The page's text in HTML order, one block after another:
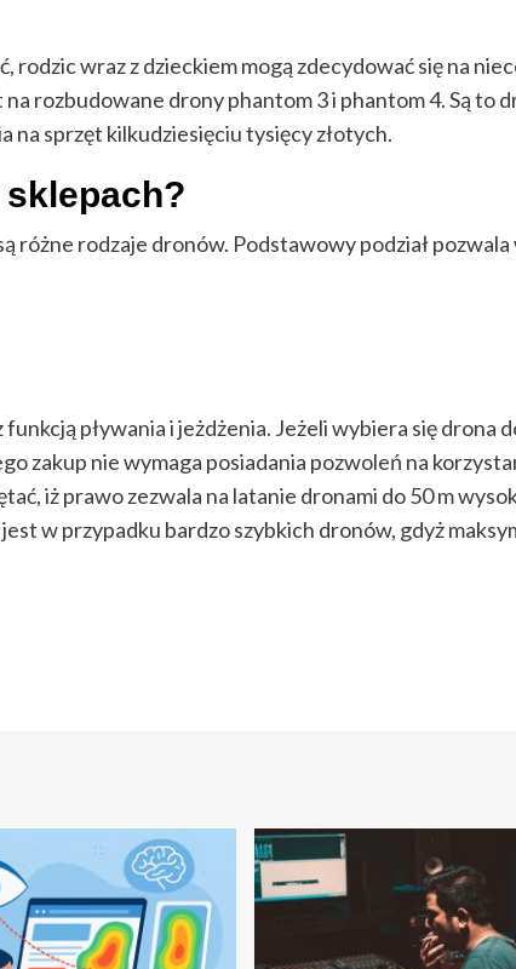
wraz z dzieckiem mogą zdecydować się na
rozbudowane drony phantom 3 i phantom 4. Są to
sprzęt kilkudziesięciu tysięcy złotych.
różne rodzaje dronów. Podstawowy podział
pływania i jeżdżenia. Jeżeli wybiera się drona
zakup nie wymaga posiadania pozwoleń na
iż prawo zezwala na latanie dronami do 50 m
w przypadku bardzo szybkich dronów, gdyż